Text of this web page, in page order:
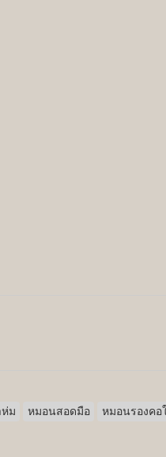
ม หมอนสอดมือ หมอนรองคอ